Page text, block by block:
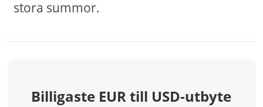
stora summor.
Billigaste EUR till USD-utbyte